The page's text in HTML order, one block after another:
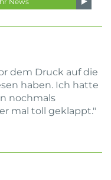
dem Druck auf die
haben. Ich hatte
nochmals
mal toll geklappt."